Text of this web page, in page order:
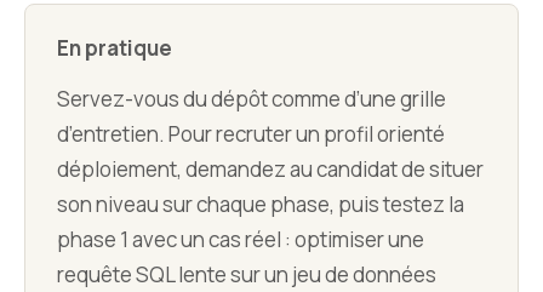
En pratique
Servez-vous du dépôt comme d’une grille
d’entretien. Pour recruter un profil orienté
déploiement, demandez au candidat de situer
son niveau sur chaque phase, puis testez la
phase 1 avec un cas réel : optimiser une
requête SQL lente sur un jeu de données